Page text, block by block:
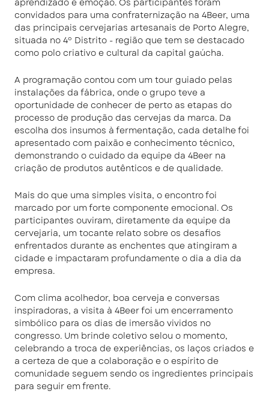
aprendizado e emoção. Os participantes foram
convidados para uma confraternização na 4Beer, uma
das principais cervejarias artesanais de Porto Alegre,
situada no 4º Distrito - região que tem se destacado
como polo criativo e cultural da capital gaúcha.
A programação contou com um tour guiado pelas
instalações da fábrica, onde o grupo teve a
oportunidade de conhecer de perto as etapas do
processo de produção das cervejas da marca. Da
escolha dos insumos à fermentação, cada detalhe foi
apresentado com paixão e conhecimento técnico,
demonstrando o cuidado da equipe da 4Beer na
criação de produtos autênticos e de qualidade.
Mais do que uma simples visita, o encontro foi
marcado por um forte componente emocional. Os
participantes ouviram, diretamente da equipe da
cervejaria, um tocante relato sobre os desafios
enfrentados durante as enchentes que atingiram a
cidade e impactaram profundamente o dia a dia da
empresa.
Com clima acolhedor, boa cerveja e conversas
inspiradoras, a visita à 4Beer foi um encerramento
simbólico para os dias de imersão vividos no
congresso. Um brinde coletivo selou o momento,
celebrando a troca de experiências, os laços criados e
a certeza de que a colaboração e o espírito de
comunidade seguem sendo os ingredientes principais
para seguir em frente.